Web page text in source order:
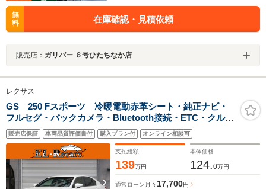
無
料
在庫確認・見積依頼
販売店： ガリバー ６号ひたちなか店
レクサス
GS 250 Fスポーツ 冷暖電動赤革シート・純正ナビ・
フルセグ・バックカメラ・Bluetooth接続・ETC・クルコ
ン・パドルシフト・スマートキー・プッシュスタート・
LEDヘッドライト・フォグランプ・純正19インチAW・電
動リアサンシェード
販売店保証 車両品質評価書付 購入プラン付 オンライン相談可
支払総額
139万円
本体価格
124.0万円
通常ローン 月々 17,700円